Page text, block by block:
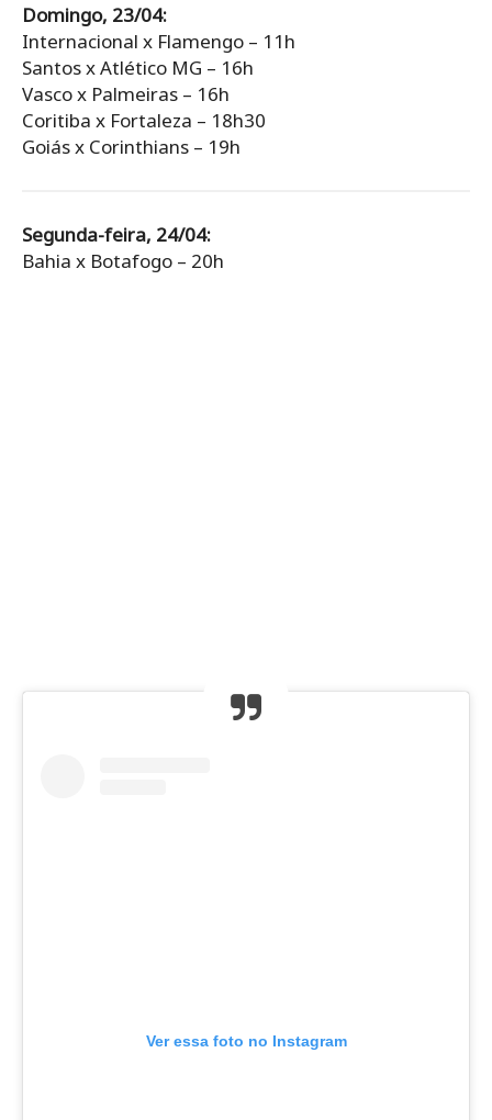
Domingo, 23/04:
Internacional x Flamengo – 11h
Santos x Atlético MG – 16h
Vasco x Palmeiras – 16h
Coritiba x Fortaleza – 18h30
Goiás x Corinthians – 19h
Segunda-feira, 24/04:
Bahia x Botafogo – 20h
Ver essa foto no Instagram